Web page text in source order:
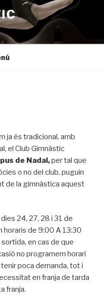
ja és tradicional, amb
, el Club Gimnàstic
de Nadal,per tal que
o no del club, puguin
de la gimnàstica aquest
24, 27, 28 i 31 de
horaris de 9:00 A 13:30
en cas de que
no programem horari
poca demanda, tot i
en franja de tarda
franja.